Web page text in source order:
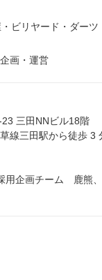
ビリヤード・ダー
画・運営
三田NNビル18階
線三田駅から徒歩 3
用企画チーム 鹿熊